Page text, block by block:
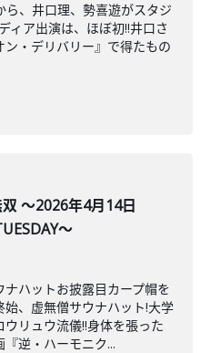
ら、井口理、勢喜遊がスタジ
ィア出演は、ほぼ初‼井口さ
・デリバリー』で得たもの
～2026年4月14日
～
ハットお披露目カープ帽を
、虚無僧サウナハット!大学
リュウ流儀‼身体を張った
逆・ハーモニク...